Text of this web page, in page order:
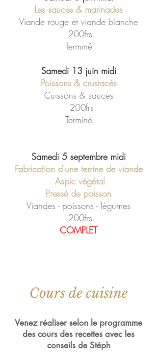
Les sauces & marinades
Viande rouge et viande blanche
200frs
Terminé
Samedi 13 juin midi
Poissons & crustacés
Cuissons & sauces
200frs
Terminé
Samedi 5 septembre midi
Fabrication d'une terrine de viande
Aspic végétal
Pressé de poisson
Viandes - poissons - légumes
200frs
COMPLET
Cours de cuisine
Venez réaliser selon le programme
des cours des recettes avec les
conseils de Stéph